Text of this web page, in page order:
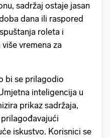
sadržaj ostaje jasan
dana ili raspored
roleta i
vremena za
bi se prilagodio
inteligencija u
prikaz sadržaja,
iskustvo. Korisnici se